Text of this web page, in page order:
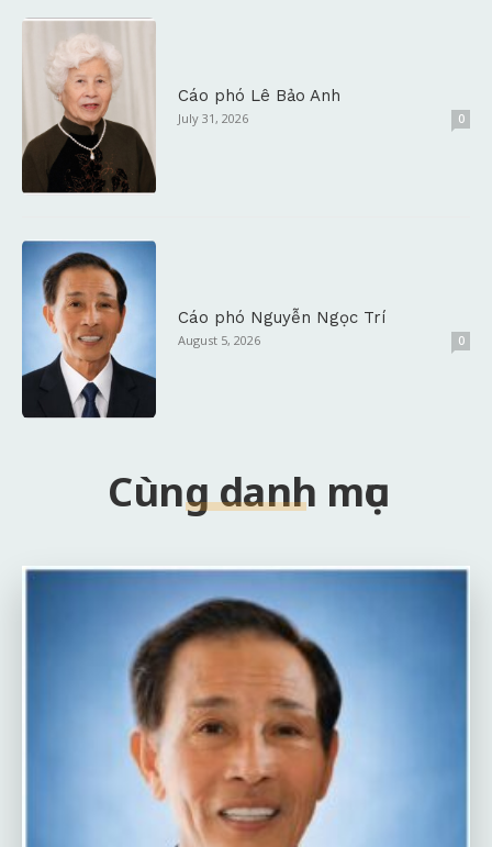
Cáo phó Lê Bảo Anh
July 31, 2026 0
Cáo phó Nguyễn Ngọc Trí
August 5, 2026 0
Cùng danh mục